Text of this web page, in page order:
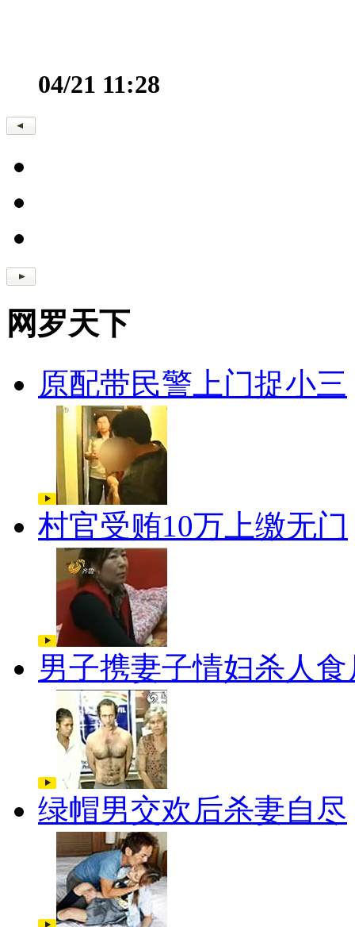
04/21 11:28
网罗天下
原配带民警上门捉小三
村官受贿10万上缴无门
男子携妻子情妇杀人食
绿帽男交欢后杀妻自尽